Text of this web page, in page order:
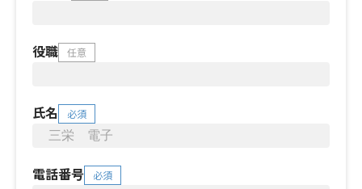
役職 任意
氏名 必須
電話番号 必須